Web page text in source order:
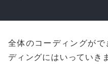
全体のコーディングが
ディングにはいっていき